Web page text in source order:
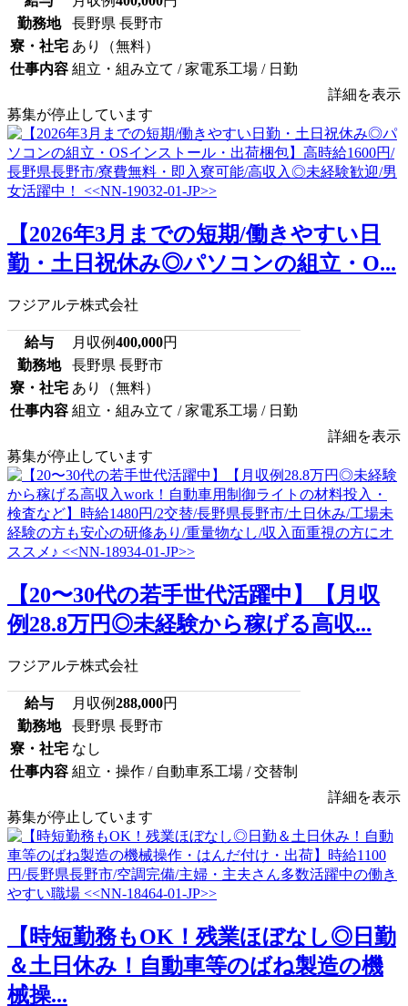
勤務地
長野県 長野市
寮・社宅 あり（無料）
仕事内容 組立・組み立て / 家電系工場 / 日勤
詳細を表示
募集が停止しています
【2026年3月までの短期/働きやすい日
勤・土日祝休み◎パソコンの組立・O...
フジアルテ株式会社
給与 月収例400,000円
勤務地
長野県 長野市
寮・社宅 あり（無料）
仕事内容 組立・組み立て / 家電系工場 / 日勤
詳細を表示
募集が停止しています
【20〜30代の若手世代活躍中】【月収
例28.8万円◎未経験から稼げる高収...
フジアルテ株式会社
給与 月収例288,000円
勤務地
長野県 長野市
寮・社宅 なし
仕事内容 組立・操作 / 自動車系工場 / 交替制
詳細を表示
募集が停止しています
【時短勤務もOK！残業ほぼなし◎日勤
＆土日休み！自動車等のばね製造の機
械操...